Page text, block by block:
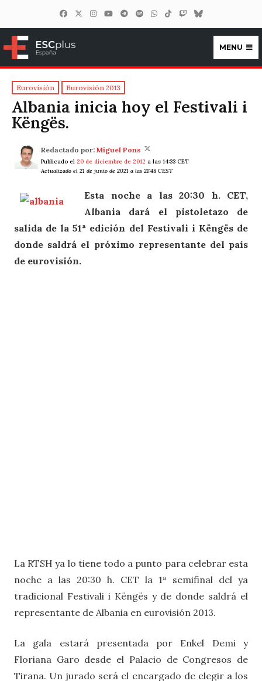
ESCplus España
MENU
Eurovisión Eurovisión 2013
Albania inicia hoy el Festivali i
Këngës.
Redactado por: Miguel Pons
Publicado el 20 de diciembre de 2012 a las 14:33 CET
Actualizado el 21 de junio de 2021 a las 21:48 CEST
Esta noche a las 20:30 h. CET,
Albania dará el pistoletazo de
salida de la 51ª edición del Festivali i Këngës de
donde saldrá el próximo representante del país
de eurovisión.
La RTSH ya lo tiene todo a punto para celebrar esta
noche a las 20:30 h. CET la 1ª semifinal del ya
tradicional Festivali i Këngës y de donde saldrá el
representante de Albania en eurovisión 2013.
La gala estará presentada por Enkel Demi y
Floriana Garo desde el Palacio de Congresos de
Tirana. Un jurado será el encargado de elegir a los